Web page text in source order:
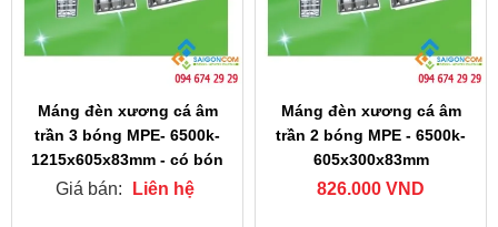
Máng đèn xương cá âm
trần 3 bóng MPE- 6500k-
1215x605x83mm - có bón
Giá bán: Liên hệ
Máng đèn xương cá âm
trần 2 bóng MPE - 6500k-
605x300x83mm
826.000 VND